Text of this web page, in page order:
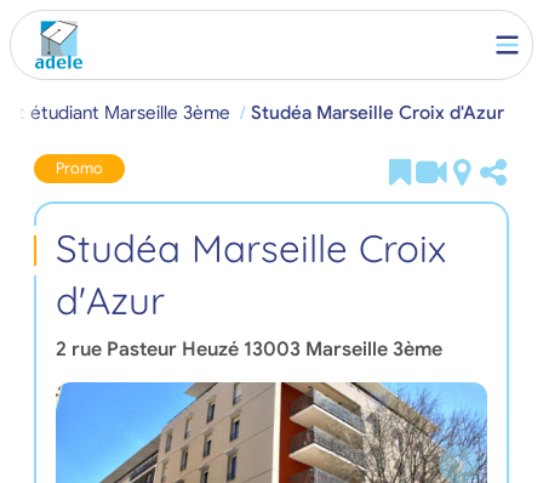
étudiant Marseille 3ème Studéa Marseille Croix d'Azur
Promo
Studéa Marseille Croix
d'Azur
2 rue Pasteur Heuzé 13003 Marseille 3ème